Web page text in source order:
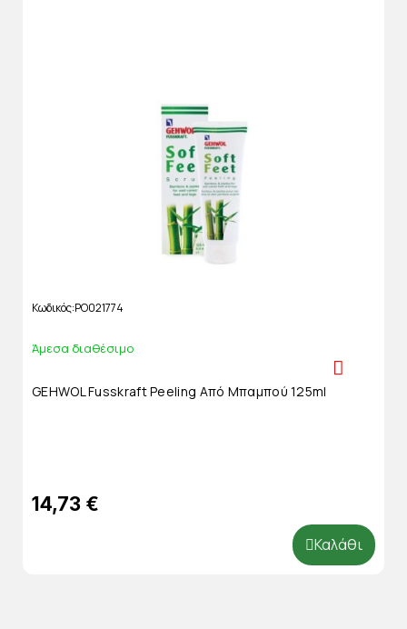
Κωδικός PO021774
Άμεσα διαθέσιμο
GEHWOL Fusskraft Peeling Από Μπαμπού 125ml
14,73 €
Καλάθι